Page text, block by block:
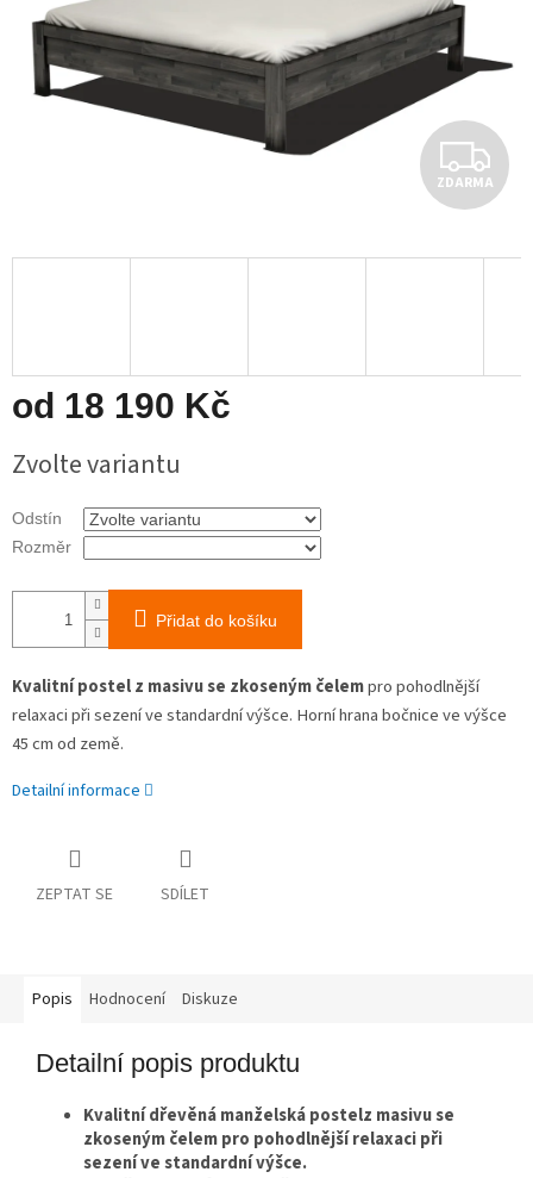
Z
D
A
ZDARMA
od 18 190 Kč
cena:
Zvolte variantu
Odstín
Rozměr
Přidat do košíku
Kvalitní postel z masivu se zkoseným čelempro pohodlnější
relaxaci při sezení ve standardní výšce. Horní hrana bočnice ve výšce
45 cm od země.
Detailní informace
ZEPTAT SE SDÍLET
Popis Hodnocení Diskuze
Detailní popis produktu
Kvalitní dřevěná manželská postelz masivu se
zkoseným čelem pro pohodlnější relaxaci při
sezení ve standardní výšce.